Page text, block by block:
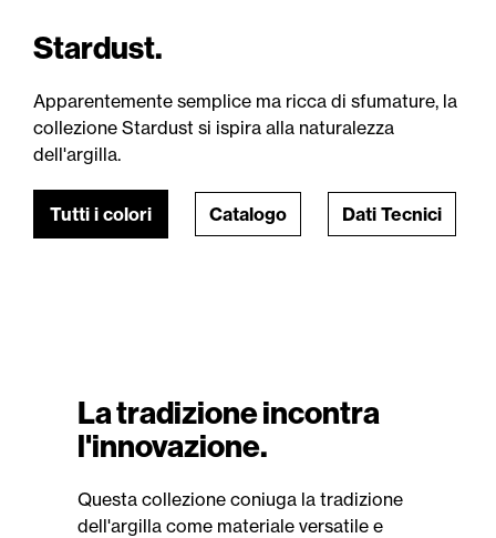
Stardust.
Apparentemente semplice ma ricca di sfumature, la
collezione Stardust si ispira alla naturalezza
dell'argilla.
Tutti i colori Catalogo Dati Tecnici
La tradizione incontra
l'innovazione.
Questa collezione coniuga la tradizione
dell'argilla come materiale versatile e